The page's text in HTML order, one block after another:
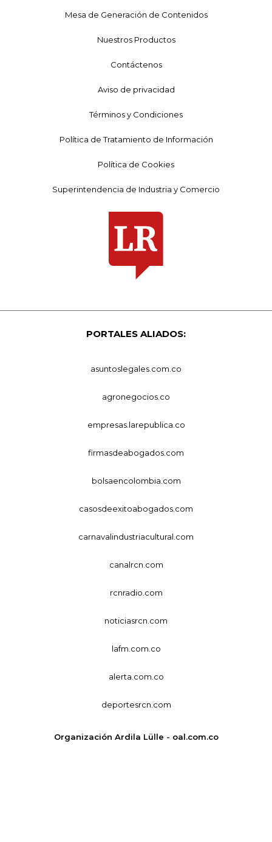
Mesa de Generación de Contenidos
Nuestros Productos
Contáctenos
Aviso de privacidad
Términos y Condiciones
Política de Tratamiento de Información
Política de Cookies
Superintendencia de Industria y Comercio
PORTALES ALIADOS:
asuntoslegales.com.co
agronegocios.co
empresas.larepublica.co
firmasdeabogados.com
bolsaencolombia.com
casosdeexitoabogados.com
carnavalindustriacultural.com
canalrcn.com
rcnradio.com
noticiasrcn.com
lafm.com.co
alerta.com.co
deportesrcn.com
Organización Ardila Lülle - oal.com.co